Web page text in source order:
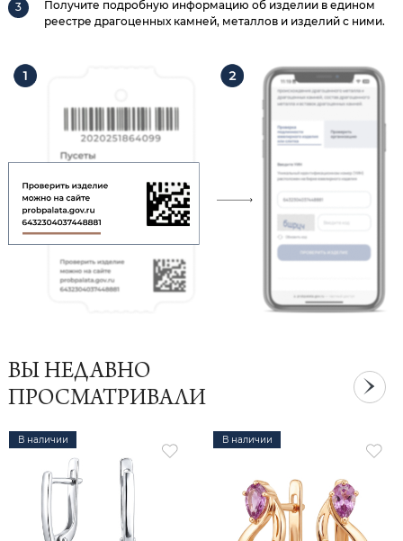
Получите подробную информацию об изделии в едином
реестре драгоценных камней, металлов и изделий с ними.
ВЫ НЕДАВНО
ПРОСМАТРИВАЛИ
В наличии В наличии